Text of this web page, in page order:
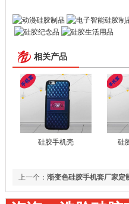
相关产品
硅胶手机壳 硅
上一个： 渐变色硅胶手机套厂家定